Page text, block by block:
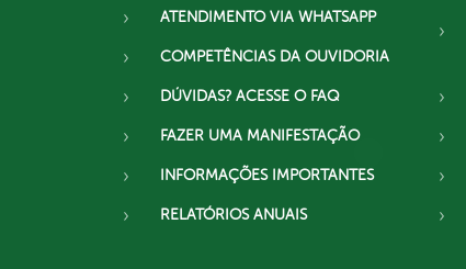
ATENDIMENTO VIA WHATSAPP
COMPETÊNCIAS DA OUVIDORIA
DÚVIDAS? ACESSE O FAQ
FAZER UMA MANIFESTAÇÃO
INFORMAÇÕES IMPORTANTES
RELATÓRIOS ANUAIS